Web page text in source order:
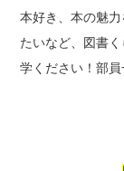
本好き、本の魅
たいなど、図書
学ください！部員